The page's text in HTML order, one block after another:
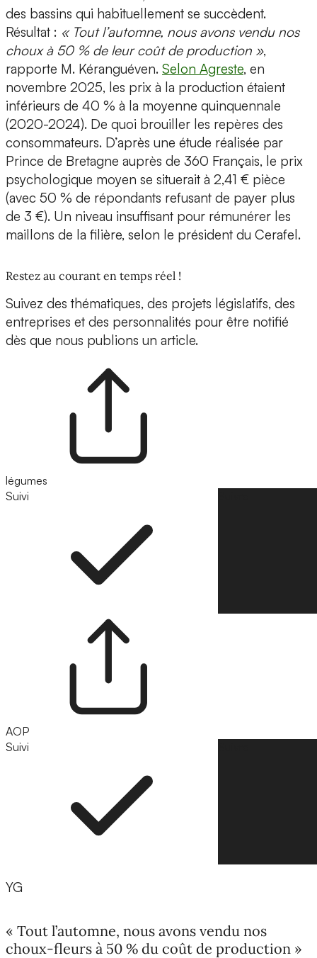
des bassins qui habituellement se succèdent.
Résultat : « Tout l’automne, nous avons vendu nos
choux à 50 % de leur coût de production »,
rapporte M. Kéranguéven. Selon Agreste, en
novembre 2025, les prix à la production étaient
inférieurs de 40 % à la moyenne quinquennale
(2020-2024). De quoi brouiller les repères des
consommateurs. D’après une étude réalisée par
Prince de Bretagne auprès de 360 Français, le prix
psychologique moyen se situerait à 2,41 € pièce
(avec 50 % de répondants refusant de payer plus
de 3 €). Un niveau insuffisant pour rémunérer les
maillons de la filière, selon le président du Cerafel.
Restez au courant en temps réel !
Suivez des thématiques, des projets législatifs, des
entreprises et des personnalités pour être notifié
dès que nous publions un article.
légumes
Suivi
AOP
Suivi
YG
« Tout l’automne, nous avons vendu nos
choux-fleurs à 50 % du coût de production »